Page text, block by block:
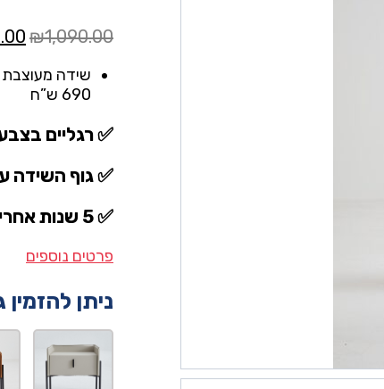
₪1,090.00
690 ש”ח
✅ רגליים
✅ גוף השידה
✅ 5 שנות אחריות
פרטים נוספים
ניתן